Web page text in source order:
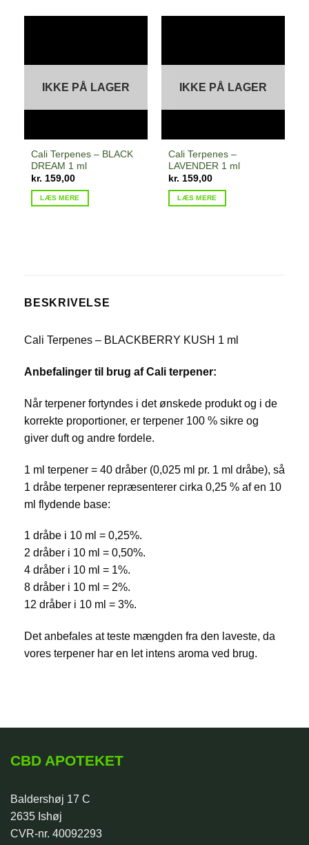
IKKE PÅ LAGER
Cali Terpenes – BLACK
DREAM 1 ml
kr. 159,00
LÆS MERE
IKKE PÅ LAGER
Cali Terpenes –
LAVENDER 1 ml
kr. 159,00
LÆS MERE
BESKRIVELSE
Cali Terpenes – BLACKBERRY KUSH 1 ml
Anbefalinger til brug af Cali terpener:
Når terpener fortyndes i det ønskede produkt og i de
korrekte proportioner, er terpener 100 % sikre og
giver duft og andre fordele.
1 ml terpener = 40 dråber (0,025 ml pr. 1 ml dråbe), så
1 dråbe terpener repræsenterer cirka 0,25 % af en 10
ml flydende base:
1 dråbe i 10 ml = 0,25%.
2 dråber i 10 ml = 0,50%.
4 dråber i 10 ml = 1%.
8 dråber i 10 ml = 2%.
12 dråber i 10 ml = 3%.
Det anbefales at teste mængden fra den laveste, da
vores terpener har en let intens aroma ved brug.
CBD APOTEKET
Baldershøj 17 C
2635 Ishøj
CVR-nr. 40092293